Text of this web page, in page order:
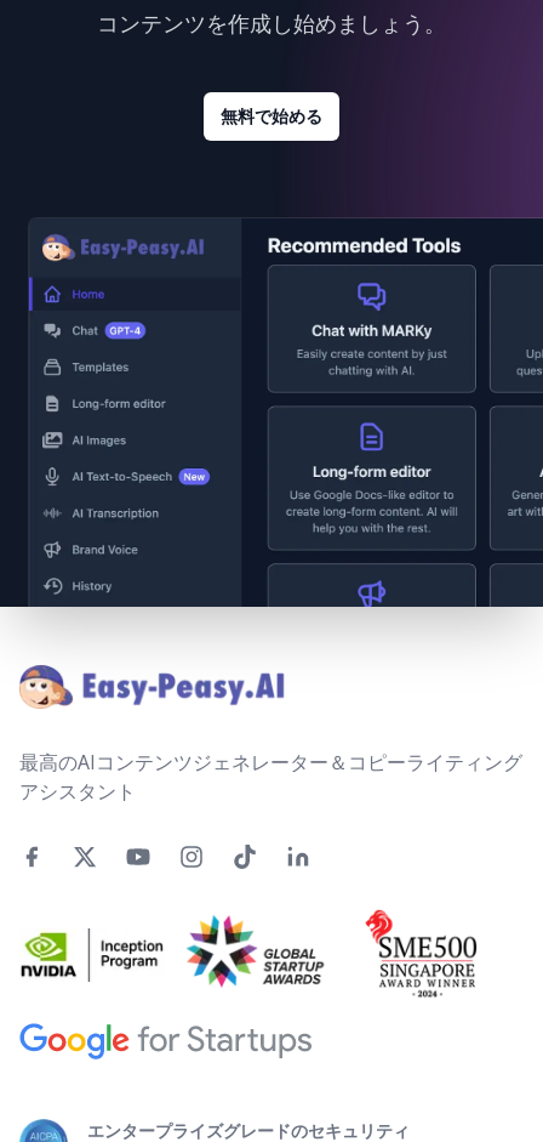
コンテンツを作成し始めましょう。
無料で始める
最高のAIコンテンツジェネレーター＆コピーライティング
アシスタント
エンタープライズグレードのセキュリティ